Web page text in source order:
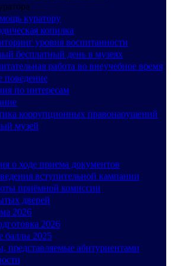
куратору
копилка
уровня воспитанности
бесплатный день в музеях
работа во внеучебное время
поведение
по интересам
коррупционных правонарушений
музей
о ходе приема документов
вступительной кампании
приёмной комиссии
дверей
2026
2026
баллы 2025
представляемые абитуриентами